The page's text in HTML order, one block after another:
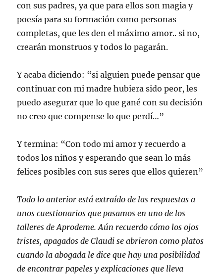
con sus padres, ya que para ellos son magia y
poesía para su formación como personas
completas, que les den el máximo amor.. si no,
crearán monstruos y todos lo pagarán.
Y acaba diciendo: “si alguien puede pensar que
continuar con mi madre hubiera sido peor, les
puedo asegurar que lo que gané con su decisión
no creo que compense lo que perdí…”
Y termina: “Con todo mi amor y recuerdo a
todos los niños y esperando que sean lo más
felices posibles con sus seres que ellos quieren”
Todo lo anterior está extraído de las respuestas a
unos cuestionarios que pasamos en uno de los
talleres de Aprodeme. Aún recuerdo cómo los ojos
tristes, apagados de Claudi se abrieron como platos
cuando la abogada le dice que hay una posibilidad
de encontrar papeles y explicaciones que lleva